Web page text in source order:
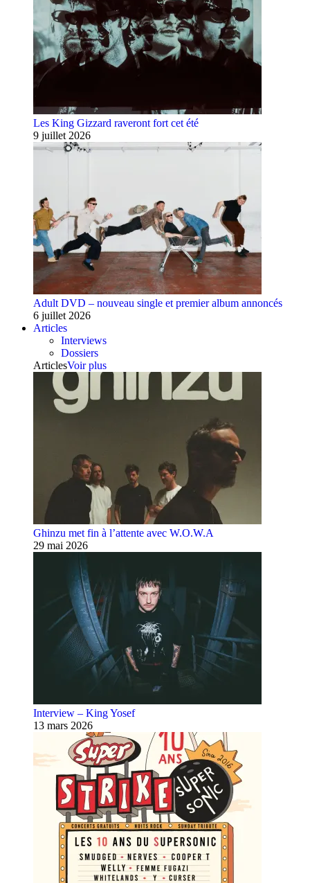
Les King Gizzard raveront fort cet été
9 juillet 2026
Adult DVD – nouveau single et premier album annoncés
6 juillet 2026
Articles
Interviews
Dossiers
ArticlesVoir plus
Ghinzu met fin à l’attente avec W.O.W.A
29 mai 2026
Interview – King Yosef
13 mars 2026